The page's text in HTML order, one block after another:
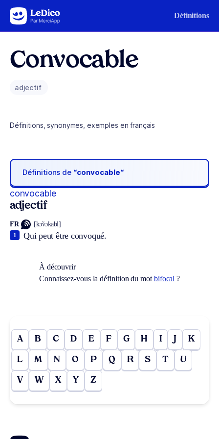
Aller au contenu Définitions
Convocable
adjectif
Définitions, synonymes, exemples en français
Définitions de “convocable“
convocable
adjectif
FR [kɔ̃vɔkabl]
Qui peut être convoqué.
1
À découvrir
Connaissez-vous la définition du mot bifocal ?
A B C D E F G H I J K
L M N O P Q R S T U
V W X Y Z